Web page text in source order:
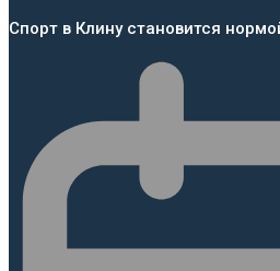
Спорт в Клину становится